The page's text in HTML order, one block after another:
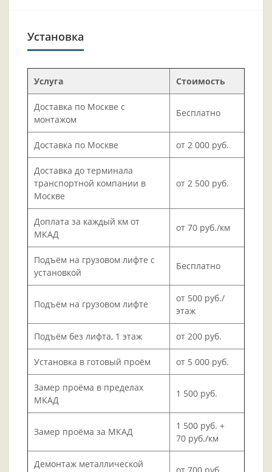
Установка
Услуга Стоимость
Доставка по Москве с
монтажом
Бесплатно
Доставка по Москве от 2 000 руб.
Доставка до терминала
транспортной компании в
Москве
от 2 500 руб.
Доплата за каждый км от
МКАД
от 70 руб./км
Подъём на грузовом лифте с
установкой
Бесплатно
Подъём на грузовом лифте
от 500 руб./
этаж
Подъём без лифта, 1 этаж от 200 руб.
Установка в готовый проём от 5 000 руб.
Замер проёма в пределах
МКАД
1 500 руб.
Замер проёма за МКАД
1 500 руб. +
70 руб./км
Демонтаж металлической